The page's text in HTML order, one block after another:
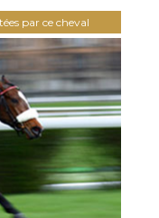
par ce cheval